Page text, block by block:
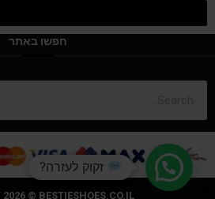
חפשו באתר
2026 © BESTIESHOES.CO.IL
זקוק לעזרה?